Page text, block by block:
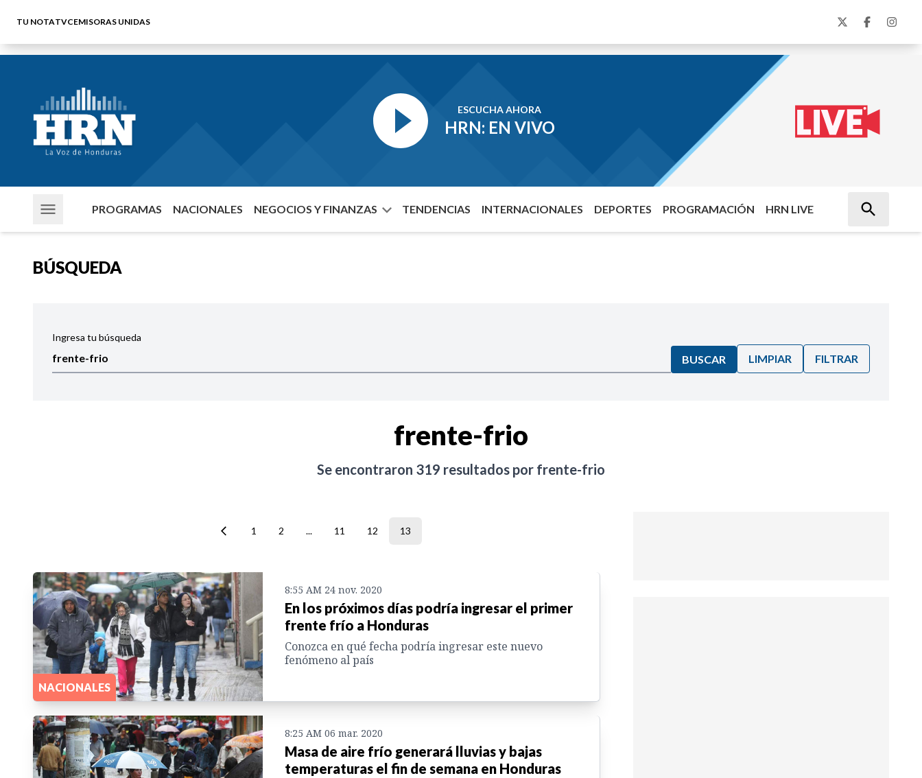
TU NOTATVCEMISORAS UNIDAS
ESCUCHA AHORA
HRN: EN VIVO
PROGRAMAS NACIONALES NEGOCIOS Y FINANZAS TENDENCIAS INTERNACIONALES DEPORTES PROGRAMACIÓN HRN LIVE
BÚSQUEDA
Ingresa tu búsqueda
BUSCAR LIMPIAR FILTRAR
frente-frio
Se encontraron 319 resultados por frente-frio
1 2 ... 11 12 13
NACIONALES
8:55 AM 24 nov. 2020
En los próximos días podría ingresar el primer
frente frío a Honduras
Conozca en qué fecha podría ingresar este nuevo
fenómeno al país
8:25 AM 06 mar. 2020
Masa de aire frío generará lluvias y bajas
temperaturas el fin de semana en Honduras